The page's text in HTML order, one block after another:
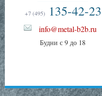
+7 (495) 135-42-23
info@metal-b2b.ru
Будни с 9 до 18